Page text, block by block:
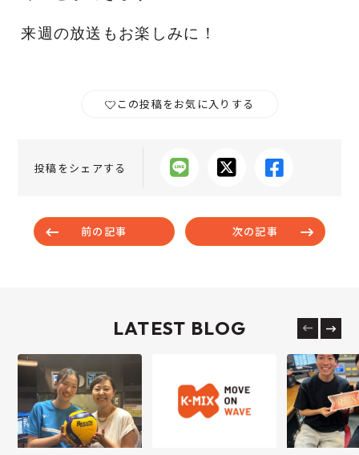
来週の放送もお楽しみに！
この投稿をお気に入りする
投稿をシェアする
前の記事 次の記事
LATEST BLOG